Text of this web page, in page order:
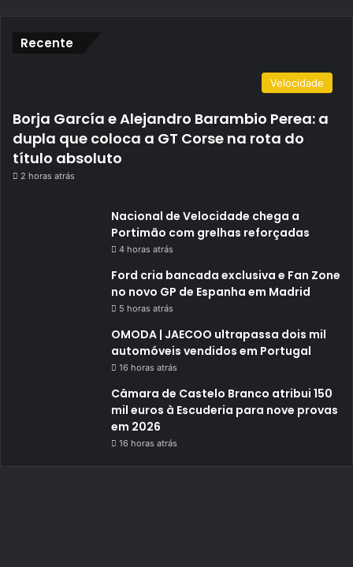
Recente
Velocidade
Borja García e Alejandro Barambio Perea: a
dupla que coloca a GT Corse na rota do
título absoluto
2 horas atrás
Nacional de Velocidade chega a
Portimão com grelhas reforçadas
4 horas atrás
Ford cria bancada exclusiva e Fan Zone
no novo GP de Espanha em Madrid
5 horas atrás
OMODA | JAECOO ultrapassa dois mil
automóveis vendidos em Portugal
16 horas atrás
Câmara de Castelo Branco atribui 150
mil euros à Escuderia para nove provas
em 2026
16 horas atrás